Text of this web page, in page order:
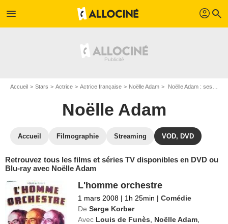
menu profil search
Accueil Stars Actrice Actrice française Noëlle Adam Noëlle Adam : ses Blu-Ray, DVD, VOD, SVOD
Noëlle Adam
Accueil Filmographie Streaming VOD, DVD
Retrouvez tous les films et séries TV disponibles en DVD ou
Blu-ray avec Noëlle Adam
L'homme orchestre
1 mars 2008 | 1h 25min | Comédie
De Serge Korber
Avec Louis de Funès Noëlle Adam